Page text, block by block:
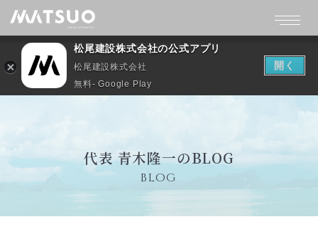
代表 青木隆一のBLOG
BLOG
松尾建設株式会社の公式アプリ
松尾建設株式会社
無料- Google Play
開く